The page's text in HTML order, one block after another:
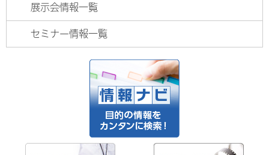
展示会情報一覧
セミナー情報一覧